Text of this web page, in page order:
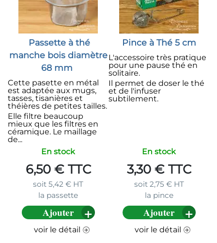
Passette à thé
manche bois diamètre
68 mm
Cette pasette en métal
est adaptée aux mugs,
tasses, tisanières et
théières de petites tailles.
Elle filtre beaucoup
mieux que les filtres en
céramique. Le maillage
de...
En stock
6,50 €TTC
soit 5,42 € HT
la passette
Ajouter
voir le détail
Pince à Thé 5 cm
L'accessoire très pratique
pour une pause thé en
solitaire.
Il permet de doser le thé
et de l'infuser
subtilement.
En stock
3,30 €TTC
soit 2,75 €HT
la pince
Ajouter
voir le détail